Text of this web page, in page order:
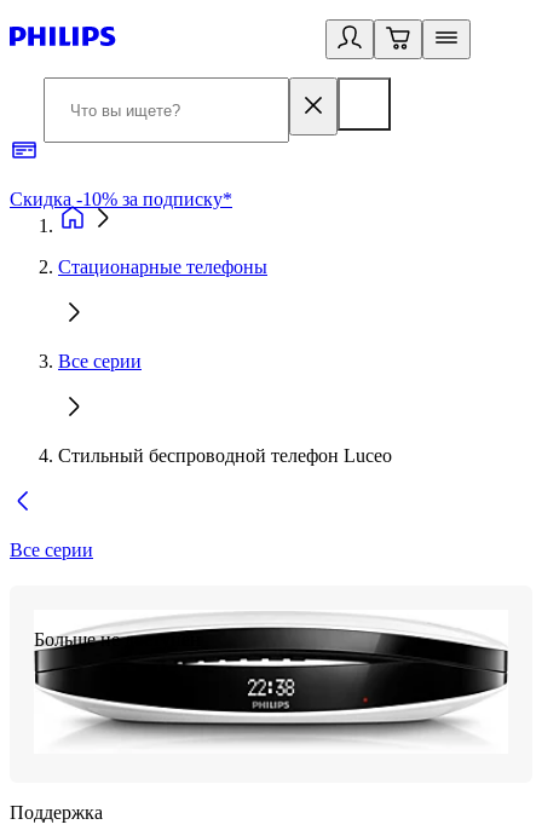
Скидка -10% за подписку*
Стационарные телефоны
Все серии
Стильный беспроводной телефон Luceo
Все серии
Больше не доступен
Поддержка